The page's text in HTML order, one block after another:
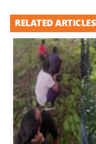
RELATED ARTICLES